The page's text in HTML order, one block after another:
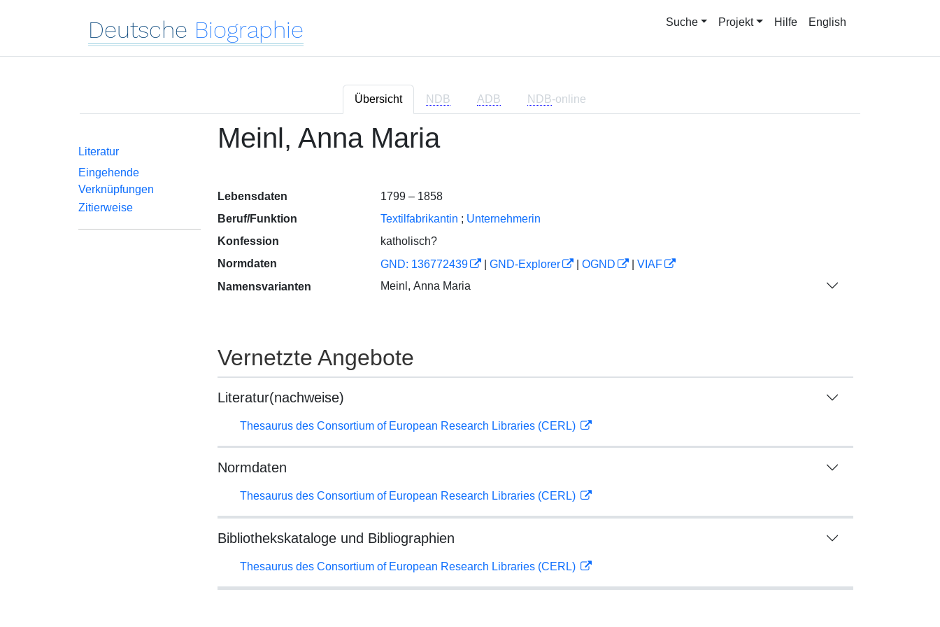
Deutsche Biographie Suche Projekt Hilfe English
Übersicht NDB ADB NDB-online
Literatur
Eingehende
Verknüpfungen
Zitierweise
Meinl, Anna Maria
Lebensdaten
1799 – 1858
Beruf/Funktion
Textilfabrikantin ; Unternehmerin
Konfession
katholisch?
Normdaten
GND: 136772439 GND-Explorer OGND
VIAF
Namensvarianten
Meinl, Anna Maria
Vernetzte Angebote
Literatur(nachweise)
Thesaurus des Consortium of European Research Libraries (CERL)
Normdaten
Thesaurus des Consortium of European Research Libraries (CERL)
Bibliothekskataloge und Bibliographien
Thesaurus des Consortium of European Research Libraries (CERL)